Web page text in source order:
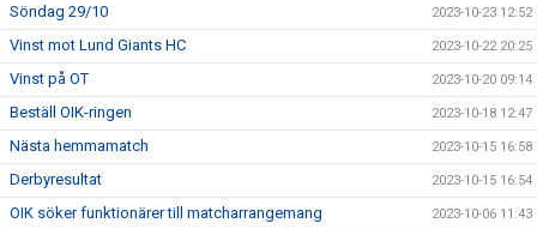
Söndag 29/10 2023-10-23 12:52
Vinst mot Lund Giants HC 2023-10-22 20:25
Vinst på OT 2023-10-20 09:14
Beställ OIK-ringen 2023-10-18 12:47
Nästa hemmamatch 2023-10-15 16:58
Derbyresultat 2023-10-15 16:54
OIK söker funktionärer till matcharrangemang 2023-10-06 11:43